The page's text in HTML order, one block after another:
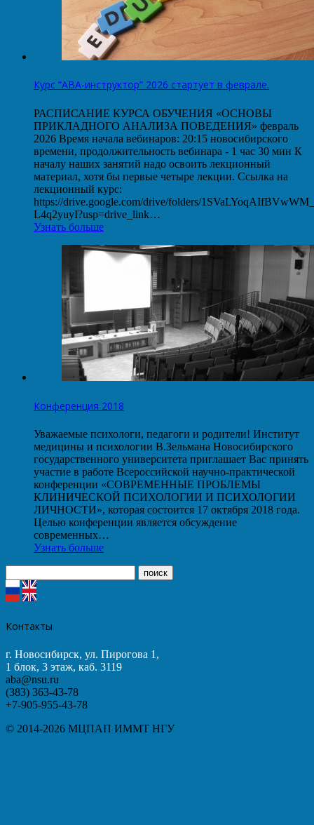
Курс “АВА-инструктор” 2026 стартует в феврале.
РАСПИСАНИЕ КУРСА ОБУЧЕНИЯ «ОСНОВЫ
ПРИКЛАДНОГО АНАЛИЗА ПОВЕДЕНИЯ» февраль
2026 Время начала вебинаров: 20:15 новосибирского
времени, продолжительность вебинара - 1 час 30 мин К
началу наших занятий надо освоить лекционный
материал, хотя бы первые четыре лекции. Ссылка на
лекционный курс:
https://drive.google.com/drive/folders/
L4q2yuyI?usp=drive_link…
Узнать больше
Конференция 2018
Уважаемые психологи, педагоги и родители! Институт
медицины и психологии В.Зельмана Новосибирского
государственного университета приглашает Вас принять
участие в работе Всероссийской научно-практической
конференции «СОВРЕМЕННЫЕ ПРОБЛЕМЫ
КЛИНИЧЕСКОЙ ПСИХОЛОГИИ И ПСИХОЛОГИИ
ЛИЧНОСТИ», которая состоится 17 октября 2018 года.
Целью конференции является обсуждение
современных…
Узнать больше
Контакты
г. Новосибирск, ул. Пирогова 1,
1 блок, 3 этаж, каб. 3119
aba@nsu.ru
(383) 363-43-78
+7-905-955-43-78
© 2014-2026 МЦПАП ИММТ НГУ